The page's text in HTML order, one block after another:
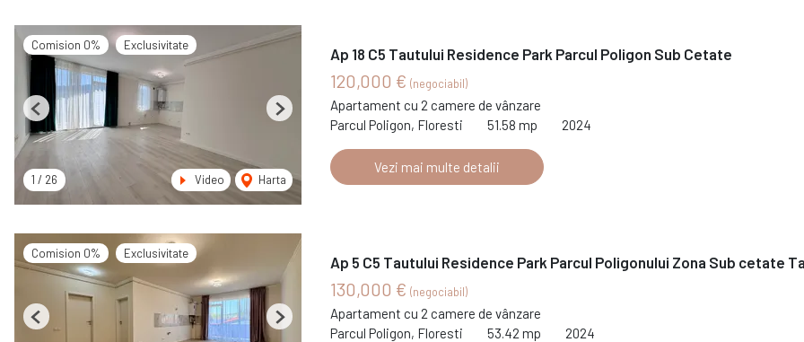
Comision 0% Exclusivitate
1 / 26 Video Harta
Previous Next
Ap 18 C5 Tautului Residence Park Parcul Poligon Sub Cetate
120,000 € (negociabil)
Apartament cu 2 camere de vânzare
Parcul Poligon, Floresti
51.58 mp 2024
Vezi mai multe detalii
Comision 0% Exclusivitate
Previous Next
Ap 5 C5 Tautului Residence Park Parcul Poligonului Zona Sub cetate
130,000 € (negociabil)
Apartament cu 2 camere de vânzare
Parcul Poligon, Floresti
53.42 mp 2024